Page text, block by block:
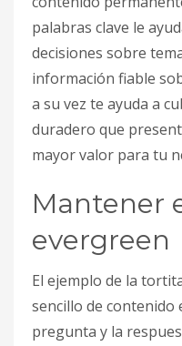
palabras clave le
decisiones sobre
información fiable
a su vez te ayuda a
duradero que
mayor valor para tu
Mantener
evergreen
El ejemplo de la
sencillo de contenido
pregunta y la